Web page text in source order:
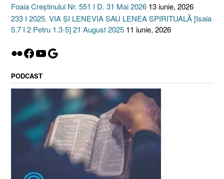
Foaia Creștinului Nr. 551 I D. 31 Mai 2026 13 iunie, 2026
233 I 2025. VIA ȘI LENEVIA SAU LENEA SPIRITUALĂ [Isaia
5.7 I 2 Petru 1.3-5] 21 August 2025 11 iunie, 2026
Flickr
Facebook
YouTube
Google
PODCAST